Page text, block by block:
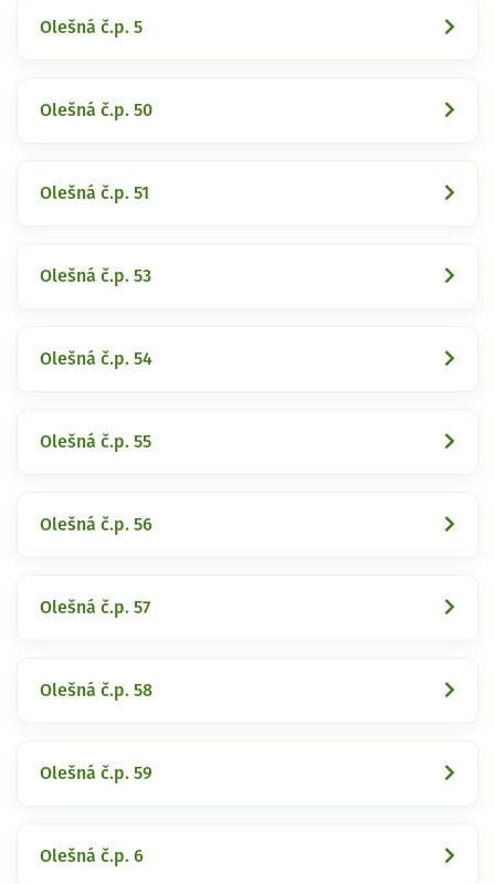
Olešná č.p. 5
Olešná č.p. 50
Olešná č.p. 51
Olešná č.p. 53
Olešná č.p. 54
Olešná č.p. 55
Olešná č.p. 56
Olešná č.p. 57
Olešná č.p. 58
Olešná č.p. 59
Olešná č.p. 6